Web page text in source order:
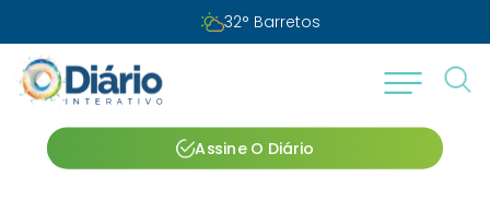
32° Barretos
Assine O Diário